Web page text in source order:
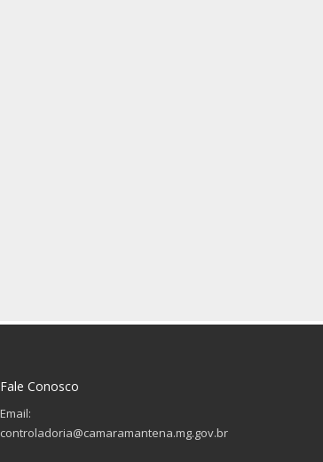
Fale Conosco
Email:
controladoria@camaramantena.mg.gov.br